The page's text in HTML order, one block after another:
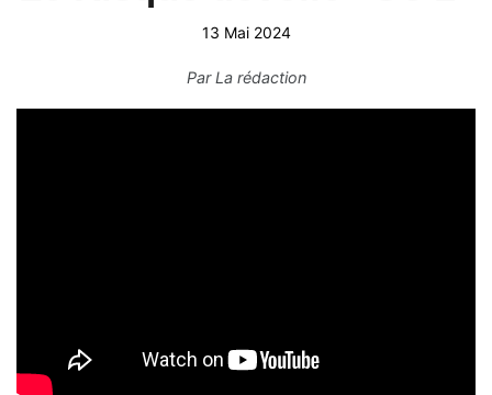
13 Mai 2024
ParLa rédaction